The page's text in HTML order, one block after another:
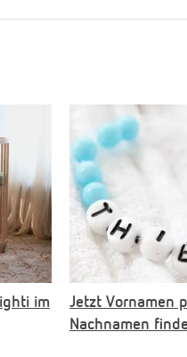
im
Jetzt Vornamen
Nachnamen